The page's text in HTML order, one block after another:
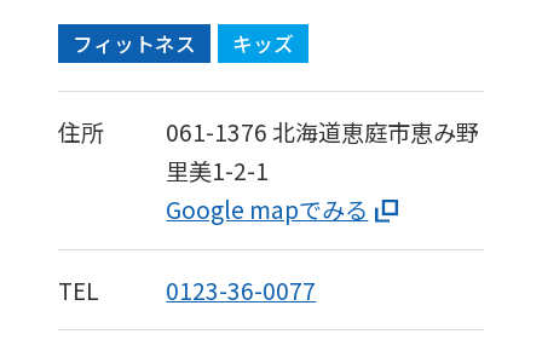
フィットネス キッズ
住所 061-1376北海道恵庭市恵み野
里美1-2-1
Google mapでみる
TEL 0123-36-0077